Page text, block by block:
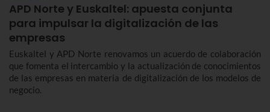
APD Norte y Euskaltel: apuesta conjunta
para impulsar la digitalización de las
empresas
Euskaltel y APD Norte renovamos un acuerdo de colaboración
que fomenta el intercambio y la actualización de conocimientos
de las empresas en materia de digitalización de los modelos de
negocio.